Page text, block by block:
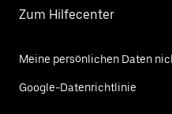
Zum Hilfecenter
Meine persönlichen Daten
Google-Datenrichtlinie